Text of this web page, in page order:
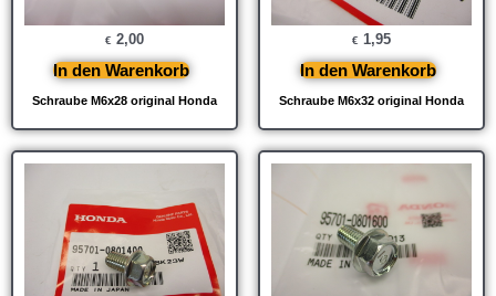
Schraube M6x28 original Honda
€ 2,00
In den Warenkorb
Schraube M6x32 original Honda
€ 1,95
In den Warenkorb